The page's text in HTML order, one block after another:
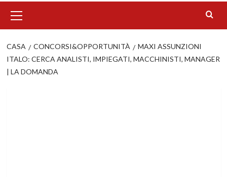
principale
CASA CONCORSI&OPPORTUNITÀ
MAXI ASSUNZIONI
ITALO: CERCA ANALISTI, IMPIEGATI, MACCHINISTI, MANAGER
| LA DOMANDA